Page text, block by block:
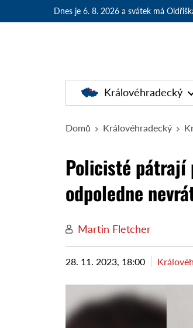
Dnes je 6. 8. 2026 a svátek má
Královéhradecký
Domů Královéhradecký
Policisté pátrají
odpoledne
Martin Fletcher
28. 11. 2023, 18:00